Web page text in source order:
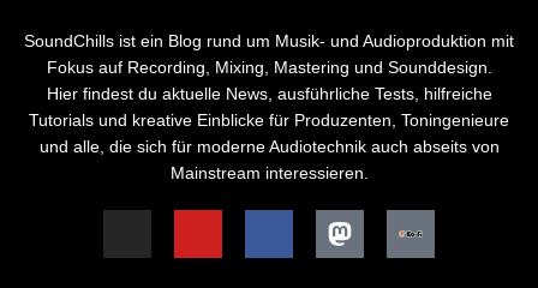
SoundChills ist ein Blog rund um Musik- und Audioproduktion mit
Fokus auf Recording, Mixing, Mastering und Sounddesign.
Hier findest du aktuelle News, ausführliche Tests, hilfreiche
Tutorials und kreative Einblicke für Produzenten, Toningenieure
und alle, die sich für moderne Audiotechnik auch abseits von
Mainstream interessieren.